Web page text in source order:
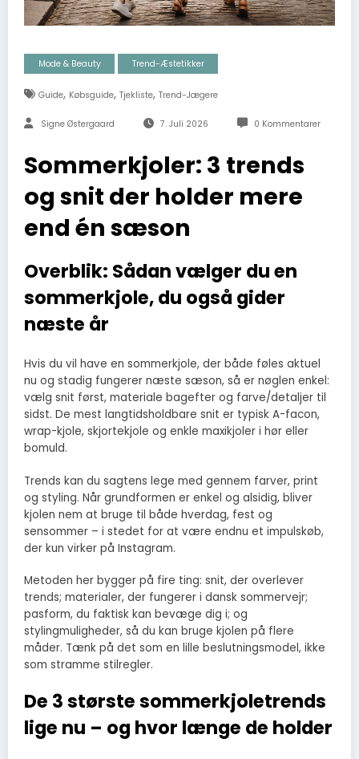
Mode & Beauty Trend-Æstetikker
Guide, Købsguide, Tjekliste, Trend-Jægere
Signe Østergaard 7. Juli 2026 0 Kommentarer
Sommerkjoler: 3 trends
og snit der holder mere
end én sæson
Overblik: Sådan vælger du en
sommerkjole, du også gider
næste år
Hvis du vil have en sommerkjole, der både føles aktuel
nu og stadig fungerer næste sæson, så er nøglen enkel:
vælg snit først, materiale bagefter og farve/detaljer til
sidst. De mest langtidsholdbare snit er typisk A-facon,
wrap-kjole, skjortekjole og enkle maxikjoler i hør eller
bomuld.
Trends kan du sagtens lege med gennem farver, print
og styling. Når grundformen er enkel og alsidig, bliver
kjolen nem at bruge til både hverdag, fest og
sensommer – i stedet for at være endnu et impulskøb,
der kun virker på Instagram.
Metoden her bygger på fire ting: snit, der overlever
trends; materialer, der fungerer i dansk sommervejr;
pasform, du faktisk kan bevæge dig i; og
stylingmuligheder, så du kan bruge kjolen på flere
måder. Tænk på det som en lille beslutningsmodel, ikke
som stramme stilregler.
De 3 største sommerkjoletrends
lige nu – og hvor længe de holder